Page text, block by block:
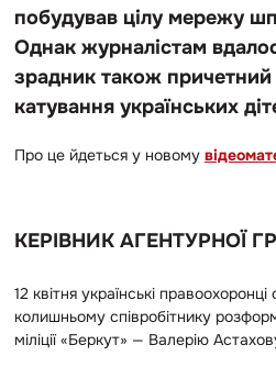
побудував цілу мережу
Однак журналістам
зрадник також причетний
катування українських
Про це йдеться у новому
КЕРІВНИК АГЕНТУРНОЇ
12 квітня українські
колишньому співробітнику
міліції «Беркут» — Валерію